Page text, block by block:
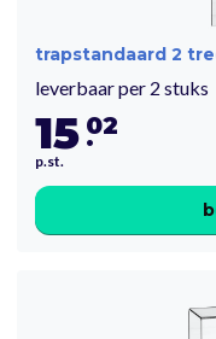
trapstandaard 2
leverbaar per 2 stuks
15 .
02
p.st.